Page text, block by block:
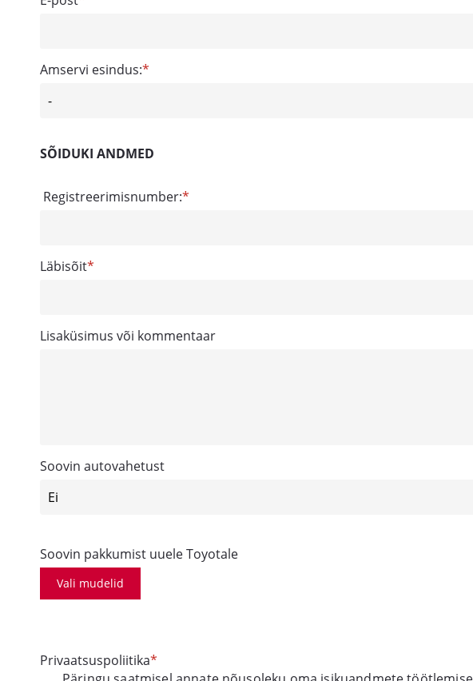
Amservi esindus:
SÕIDUKI ANDMED
Registreerimisnumber:
Läbisõit
Lisaküsimus või kommentaar
Soovin autovahetust
Soovin pakkumist uuele Toyotale
Vali mudelid
Privaatsuspoliitika